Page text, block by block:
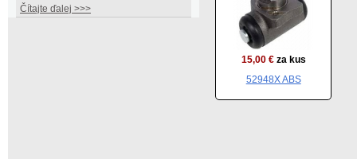
Čítajte ďalej >>>
15,00 € za kus
52948X ABS